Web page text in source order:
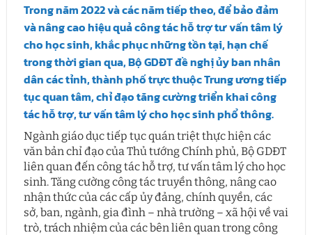
Trong năm 2022 và các năm tiếp theo, để bảo đảm
và nâng cao hiệu quả công tác hỗ trợ tư vấn tâm lý
cho học sinh, khắc phục những tồn tại, hạn chế
trong thời gian qua, Bộ GDĐT đề nghị ủy ban nhân
dân các tỉnh, thành phố trực thuộc Trung ương tiếp
tục quan tâm, chỉ đạo tăng cường triển khaicông
tác hỗ trợ, tư vấn tâm lýcho học sinh phổ thông.
Ngành giáo dục tiếp tục quán triệt thực hiện các
văn bản chỉ đạo của Thủ tướng Chính phủ, Bộ GDĐT
liên quan đến công tác hỗ trợ, tư vấn tâm lý cho học
sinh. Tăng cường công tác truyền thông, nâng cao
nhận thức của các cấp ủy đảng, chính quyền, các
sở, ban, ngành, gia đình – nhà trường – xã hội về vai
trò, trách nhiệm của các bên liên quan trong công